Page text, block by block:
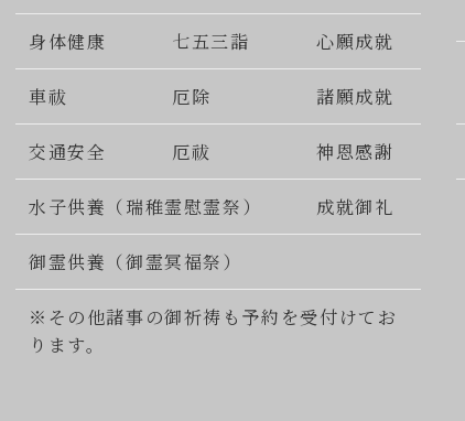
身体健康 七五三詣 心願成就
車祓 厄除 諸願成就
交通安全 厄祓 神恩感謝
水子供養（瑞稚霊慰霊祭） 成就御礼
御霊供養（御霊冥福祭）
※その他諸事の御祈祷も予約を受付けてお
ります。